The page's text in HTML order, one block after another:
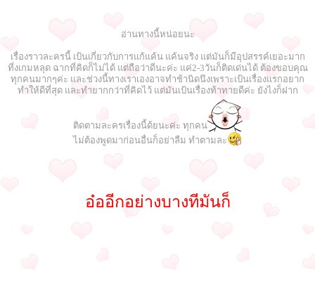
อ่านทางนี้หน่อยนะ
เรื่องราวละครนี้ เป้นเกี่ยวกับการแก้แค้น แค้นจริง แต่มันก็มีอุปสรรค์เยอะมาก
ที่งเกมหลุด ฉากที่คิดก็ไม่ได้ แต่ถือว่าดีนะค่ะ แค่2-3วันก็ติดเด่นได้ ต้องขอบคุณ
ทุกคนมากๆค่ะ และช่วงนี้ทางเราเองอาจทำช้านิดนึงเพราะเป้นเรื่องแรกอยาก
ทำให้ดีที่สุด และทำยากกว่าที่คิดไว้ แต่มันเป้นเรื่องท้าทายดีค่ะ ยังไงก็ฝาก
ติดตามละครเรื่องนี้ด้ยนะค่ะ ทุกคน
ไม่ต้องพูดมาก่อนอื่นก็อย่าลืม ทำตามละ
อ๋ออีกอย่างบางทีมันก็